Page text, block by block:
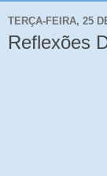
TERÇA-FEIRA, 25
Reflexões